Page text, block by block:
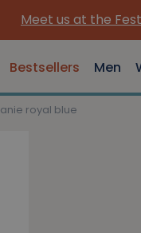
Meet us at the
Bestsellers Men
royal blue